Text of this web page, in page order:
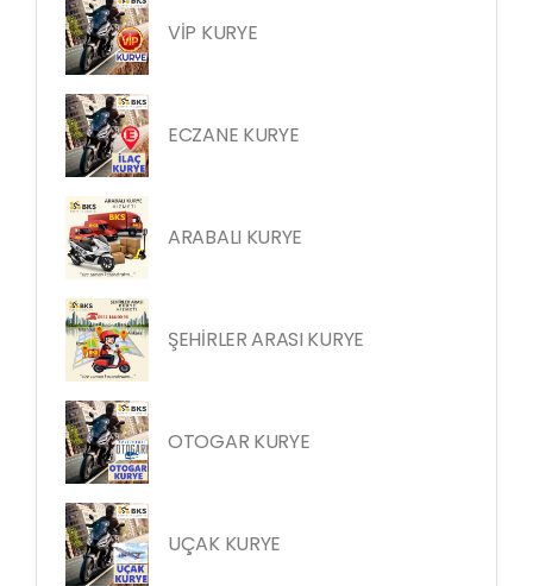
VİP KURYE
ECZANE KURYE
ARABALI KURYE
ŞEHİRLER ARASI KURYE
OTOGAR KURYE
UÇAK KURYE